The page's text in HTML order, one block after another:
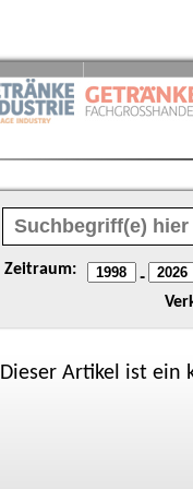
Zeitraum: -
Dieser Artikel ist ein